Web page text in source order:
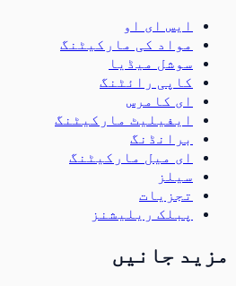
ایس ای او
مواد کی مارکیٹنگ
سوشل میڈیا
کاپی رائٹنگ
ای کامرس
ایفیلیٹ مارکیٹنگ
برانڈنگ
ای میل مارکیٹنگ
سیلز
تجزیات
پبلک ریلیشنز
مزید جانیں